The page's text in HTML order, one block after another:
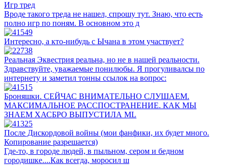
Игр тред
Вроде такого треда не нашел, спрошу тут. Знаю, что есть
полно игр по поням. В основном это д
Интересно, а кто-нибудь с Ычана в этом участвует?
Реальная Эквестрия реальна, но не в нашей реальности.
Здравствуйте, уважаемые понилюбы. Я прогуливалсы по
интернету и заметил тонны ссылок на вопрос:
Броняшки. СЕЙЧАС ВНИМАТЕЛЬНО СЛУШАЕМ.
МАКСИМАЛЬНОЕ РАССПОСТРАНЕНИЕ. КАК МЫ
ЗНАЕМ ХАСБРО ВЫПУСТИЛА ML
После Дискордовой войны (мои фанфики, их будет много.
Копирование разрешается)
Где-то, в городе людей, в пыльном, сером и бедном
городишке....Как всегда, моросил ш